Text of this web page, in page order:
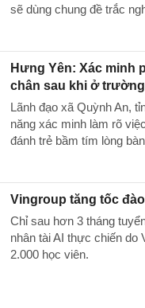
sẽ dùng chung đề trắc
Hưng Yên: Xác minh
chân sau khi ở
Lãnh đạo xã Quỳnh An,
năng xác minh làm rõ
đánh trẻ bầm tím lòng
Vingroup tăng tốc
Chỉ sau hơn 3 tháng
nhân tài AI thực chiến do
2.000 học viên.